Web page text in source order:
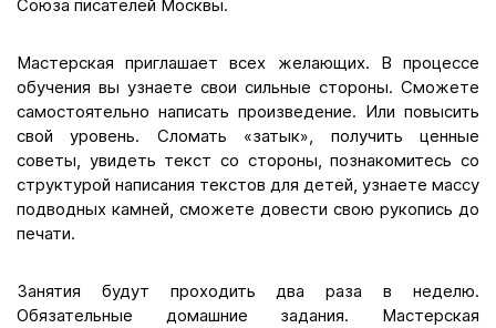
Союза писателей Москвы.
Мастерская приглашает всех желающих. В процессе
обучения вы узнаете свои сильные стороны. Сможете
самостоятельно написать произведение. Или повысить
свой уровень. Сломать «затык», получить ценные
советы, увидеть текст со стороны, познакомитесь со
структурой написания текстов для детей, узнаете массу
подводных камней, сможете довести свою рукопись до
печати.
Занятия будут проходить два раза в неделю.
Обязательные домашние задания. Мастерская